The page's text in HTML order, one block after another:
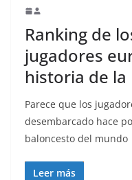
Ranking de
jugadores
historia de la
Parece que los
desembarcado hace
baloncesto del mundo
Leer más